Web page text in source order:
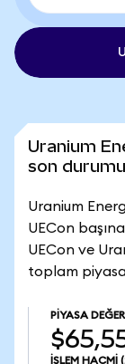
Uranium
son durumu
Uranium
UECon
UECon ve
toplam
PIYASA
İŞLEM HACMI